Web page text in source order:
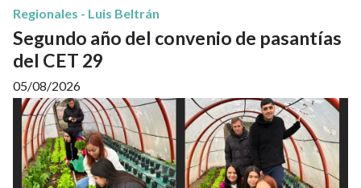
Segundo año del convenio de pasantías
del CET 29
Regionales - Luis Beltrán
05/08/2026